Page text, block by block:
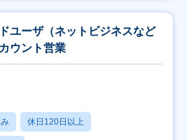
ユーザ（ネットビジネスなど
ウント営業
休日120日以上